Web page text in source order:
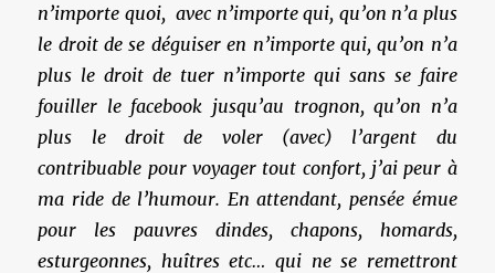
n’importe quoi, avec n’importe qui, qu’on n’a plus
le droit de se déguiser en n’importe qui, qu’on n’a
plus le droit de tuer n’importe qui sans se faire
fouiller le facebook jusqu’au trognon, qu’on n’a
plus le droit de voler (avec) l’argent du
contribuable pour voyager tout confort, j’ai peur à
ma ride de l’humour. En attendant, pensée émue
pour les pauvres dindes, chapons, homards,
esturgeonnes, huîtres etc… qui ne se remettront